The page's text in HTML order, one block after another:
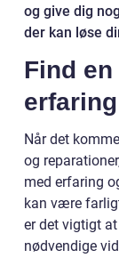
og give dig
der kan løse
Find
Når det
og
med erfaring
kan være
er det vigtigt
nødvendige